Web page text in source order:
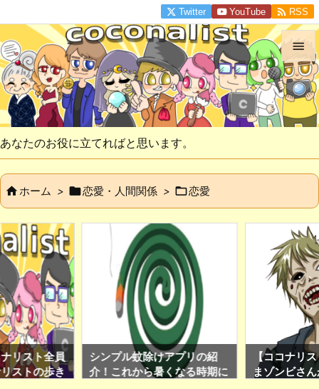
あなたのお役に立てればと思います。


メニュ


前へ
次へ

検索
Twitter YouTube  RSS
ホーム > 恋愛・人間関係 > 恋愛
プリの紹
なる時期に
【ココナリスト列伝】かゆう
まゾンビさんが大事にしてい
【ココナリ
余裕があり